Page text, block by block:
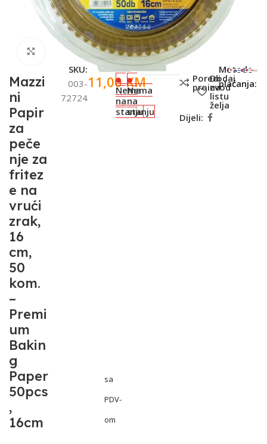
Click to enlarge
Mazzi
ni
Papir
za
peče
nje za
fritez
e na
vrući
zrak,
16
cm,
50
kom.
–
Premi
um
Bakin
g
Paper
50pcs
,
16cm
SKU:
003-
72724
11,00KM
sa
PDV-
om
Nema
na
stanju
Nema
na
stanju
Poredi
proizvod
Dodaj
na
listu
želja
Dijeli:
Metode
plaćanja: